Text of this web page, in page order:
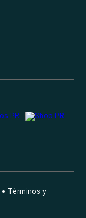
Términos y